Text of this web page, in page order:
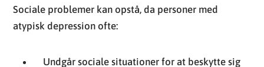
Oplever konflikter i forhold som følge af deres
forsikring.